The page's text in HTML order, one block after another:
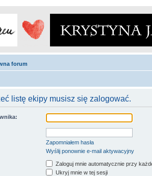
forum
listę ekipy musisz się zalogować.
Zapomniałem hasła
Wyślij ponownie e-mail aktywacyjny
Zaloguj mnie automatycznie przy
Ukryj mnie w tej sesji